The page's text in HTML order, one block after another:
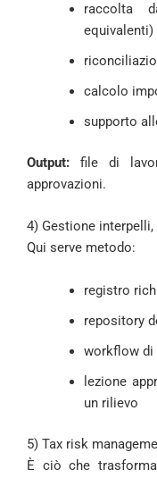
raccolta
equivalenti)
calcolo
supporto
Output: file di
approvazioni.
4) Gestione
Qui serve metodo:
registro
repository
workflow di
lezione
un rilievo
5) Tax risk
È ciò che